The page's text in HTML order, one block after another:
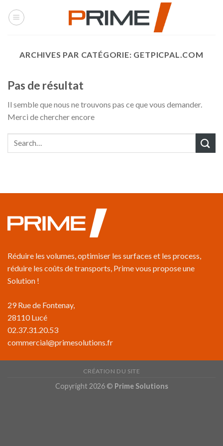
ARCHIVES PAR CATÉGORIE: GETPICPAL.COM
Pas de résultat
Il semble que nous ne trouvons pas ce que vous demander.
Merci de chercher encore
Réduire les volumes, optimiser les surfaces et les process,
réduire les coûts de transports, Prime vous propose une
Solution !
29 Rue de Fontenay,
28110 Lucé
02.37.31.20.53
commercial@primesolutions.fr
CRÉATION DU SITE
Copyright 2026 © Prime Solutions